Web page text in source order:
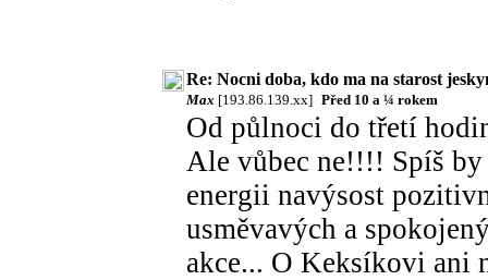
Re: Nocni doba, kdo ma na starost
Max [193.86.139.xx] Před 10 a ¼ rokem
Od půlnoci do třetí
Ale vůbec ne!!!! Spíš
energii navýsost
usměvavých a
akce... O Keksíkovi ani